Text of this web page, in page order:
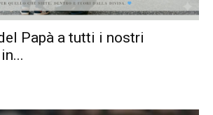
Papà a tutti i nostri